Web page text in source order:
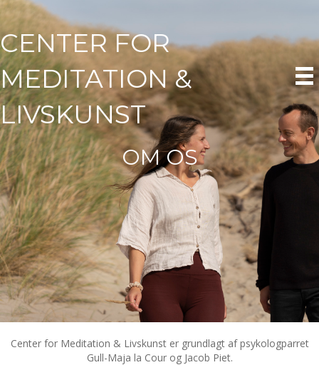
CENTER FOR
MEDITATION &
LIVSKUNST
OM OS
Center for Meditation & Livskunst er grundlagt af psykologparret
Gull-Maja la Cour og Jacob Piet.